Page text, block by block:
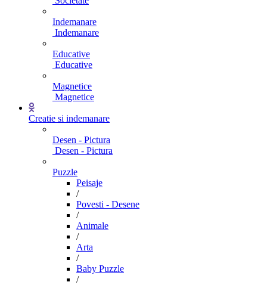
Indemanare
Indemanare
Educative
Educative
Magnetice
Magnetice
Creatie si indemanare
Desen - Pictura
Desen - Pictura
Puzzle
Peisaje
/
Povesti - Desene
/
Animale
/
Arta
/
Baby Puzzle
/